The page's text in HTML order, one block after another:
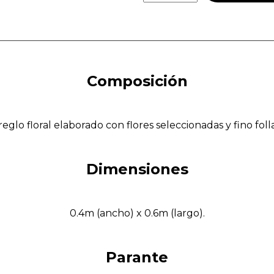
Composición
floral elaborado con flores seleccionadas y fino
Dimensiones
0.4m (ancho) x 0.6m (largo).
Parante